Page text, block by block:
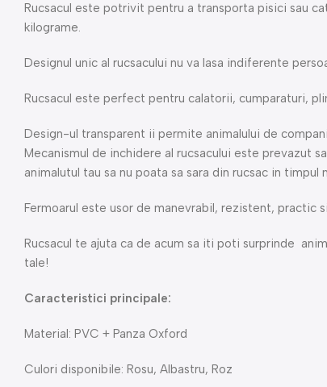
Rucsacul este potrivit pentru a transporta pisici sau
kilograme.
Designul unic al rucsacului nu va lasa indiferente
Rucsacul este perfect pentru calatorii, cumparaturi,
Design-ul transparent ii permite animalului de
Mecanismul de inchidere al rucsacului este prevazut
animalutul tau sa nu poata sa sara din rucsac in timpul
Fermoarul este usor de manevrabil, rezistent, practic
Rucsacul te ajuta ca de acum sa iti poti surprinde
tale!
Caracteristici principale:
Material: PVC + Panza Oxford
Culori disponibile: Rosu, Albastru, Roz